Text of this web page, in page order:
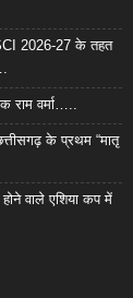
2026-27 के तहत
राम वर्मा…..
के प्रथम “मातृ
वाले एशिया कप में